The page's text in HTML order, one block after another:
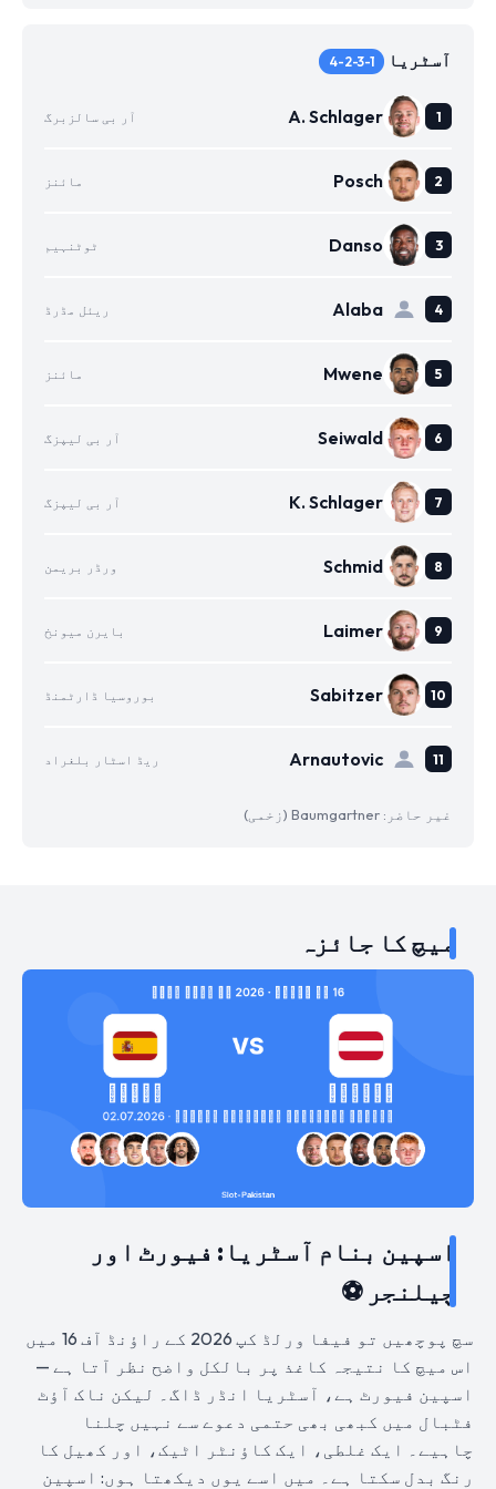
آسٹریا 4-2-3-1
A. Schlager آر بی سالزبرگ
Posch مائنز
Danso ٹوٹنہیم
Alaba ریئل مڈرڈ
Mwene مائنز
Seiwald آر بی لیپزگ
K. Schlager آر بی لیپزگ
Schmid ورڈر بریمن
Laimer بایرن میونخ
Sabitzer بوروسیا ڈارٹمنڈ
Arnautovic ریڈ اسٹار بلغراد
غیر حاضر: Baumgartner (زخمی)
میچ کا جائزہ
اسپین بنام آسٹریا: فیورٹ اور
چیلنجر ⚽
سچ پوچھیں تو فیفا ورلڈ کپ 2026 کے راؤنڈ آف 16 میں
اس میچ کا نتیجہ کاغذ پر بالکل واضح نظر آتا ہے —
اسپین فیورٹ ہے، آسٹریا انڈر ڈاگ۔ لیکن ناک آؤٹ
فٹبال میں کبھی بھی حتمی دعوے سے نہیں چلنا
چاہیے۔ ایک غلطی، ایک کاؤنٹر اٹیک، اور کھیل کا
رنگ بدل سکتا ہے۔ میں اسے یوں دیکھتا ہوں: اسپین